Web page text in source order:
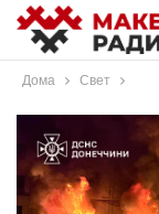
Дома Свет